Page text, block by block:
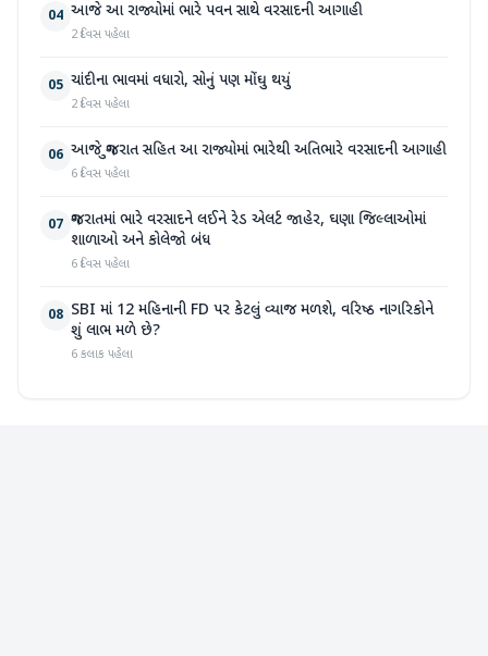
04 આજે આ રાજ્યોમાં ભારે પવન સાથે વરસાદની આગાહી
2 દિવસ પહેલા
05 ચાંદીના ભાવમાં વધારો, સોનું પણ મોંઘુ થયું
2 દિવસ પહેલા
06 આજે ગુજરાત સહિત આ રાજ્યોમાં ભારેથી અતિભારે વરસાદની આગાહી
6 દિવસ પહેલા
07 ગુજરાતમાં ભારે વરસાદને લઈને રેડ એલર્ટ જાહેર, ઘણા જિલ્લાઓમાં
શાળાઓ અને કોલેજો બંધ
6 દિવસ પહેલા
08 SBI માં 12 મહિનાની FD પર કેટલું વ્યાજ મળશે, વરિષ્ઠ નાગરિકોને
શું લાભ મળે છે?
6 કલાક પહેલા